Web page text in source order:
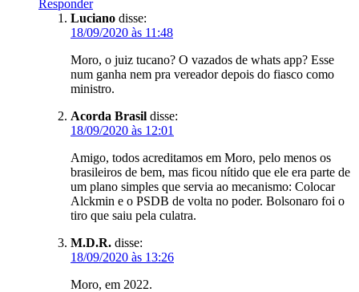
Responder
Luciano disse:
18/09/2020 às 11:48
Moro, o juiz tucano? O vazados de whats app? Esse
num ganha nem pra vereador depois do fiasco como
ministro.
Acorda Brasil disse:
18/09/2020 às 12:01
Amigo, todos acreditamos em Moro, pelo menos os
brasileiros de bem, mas ficou nítido que ele era parte de
um plano simples que servia ao mecanismo: Colocar
Alckmin e o PSDB de volta no poder. Bolsonaro foi o
tiro que saiu pela culatra.
M.D.R. disse:
18/09/2020 às 13:26
Moro, em 2022.